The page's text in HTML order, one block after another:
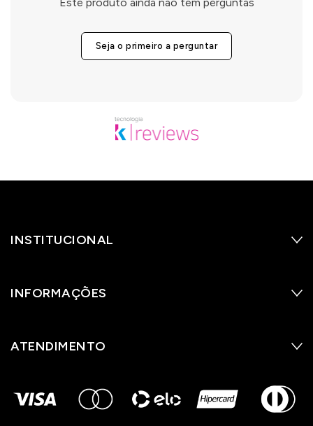
Seja o primeiro a perguntar
INSTITUCIONAL
INFORMAÇÕES
ATENDIMENTO